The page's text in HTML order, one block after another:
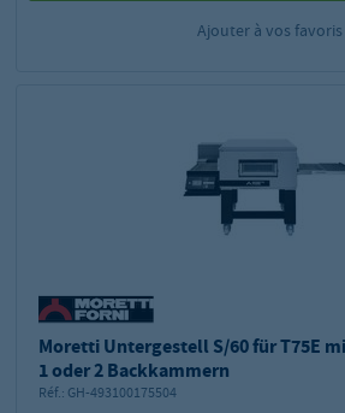
Ajouter à vos favoris
Moretti Untergestell S/60 für T75E
1 oder 2 Backkammern
Réf.: GH-493100175504